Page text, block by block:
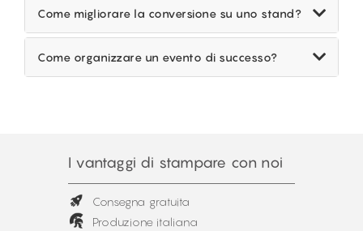
l’esterno.
Come migliorare la conversione su uno stand?
Combinando segnaletica chiara, supporti ben
posizionati e materiali promozionali.
Come organizzare un evento di successo?
I vantaggi di stampare con noi
Consegna gratuita
Produzione italiana